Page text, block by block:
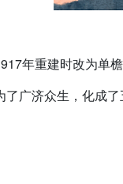
年重建时改为单
广济众生，化成